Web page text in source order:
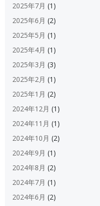
2025年7月 (1)
2025年6月 (2)
2025年5月 (1)
2025年4月 (1)
2025年3月 (3)
2025年2月 (1)
2025年1月 (2)
2024年12月 (1)
2024年11月 (1)
2024年10月 (2)
2024年9月 (1)
2024年8月 (2)
2024年7月 (1)
2024年6月 (2)